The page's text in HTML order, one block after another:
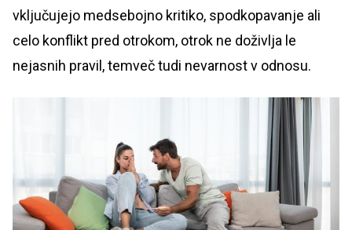
vključujejo medsebojno kritiko, spodkopavanje ali
celo konflikt pred otrokom, otrok ne doživlja le
nejasnih pravil, temveč tudi nevarnost v odnosu.